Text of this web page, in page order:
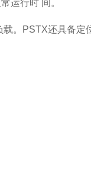
运行时 间。
PSTX还具备定